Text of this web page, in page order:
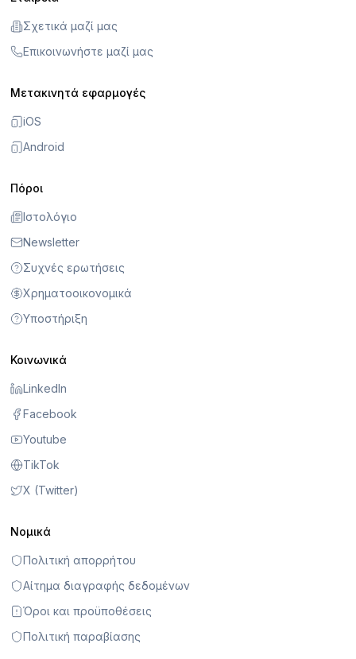
Σχετικά μαζί μας
Επικοινωνήστε μαζί μας
Μετακινητά εφαρμογές
iOS
Android
Πόροι
Ιστολόγιο
Newsletter
Συχνές ερωτήσεις
Χρηματοοικονομικά
Υποστήριξη
Κοινωνικά
LinkedIn
Facebook
Youtube
TikTok
X (Twitter)
Νομικά
Πολιτική απορρήτου
Αίτημα διαγραφής δεδομένων
Όροι και προϋποθέσεις
Πολιτική παραβίασης